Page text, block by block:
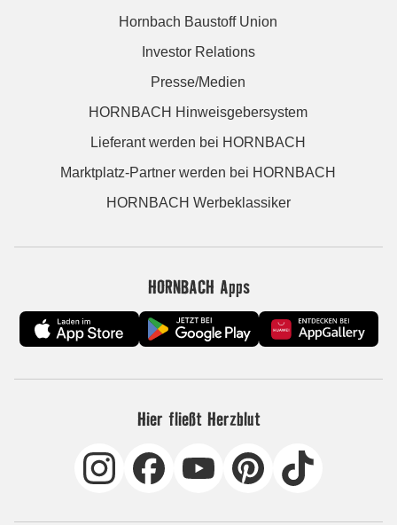
Hornbach Baustoff Union
Investor Relations
Presse/Medien
HORNBACH Hinweisgebersystem
Lieferant werden bei HORNBACH
Marktplatz-Partner werden bei HORNBACH
HORNBACH Werbeklassiker
HORNBACH Apps
Hier fließt Herzblut